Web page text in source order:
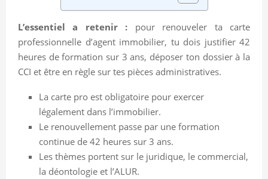
L’essentiel a retenir : pour renouveler ta carte
professionnelle d’agent immobilier, tu dois justifier 42
heures de formation sur 3 ans, déposer ton dossier à la
CCI et être en règle sur tes pièces administratives.
La carte pro est obligatoire pour exercer
légalement dans l’immobilier.
Le renouvellement passe par une formation
continue de 42 heures sur 3 ans.
Les thèmes portent sur le juridique, le commercial,
la déontologie et l’ALUR.